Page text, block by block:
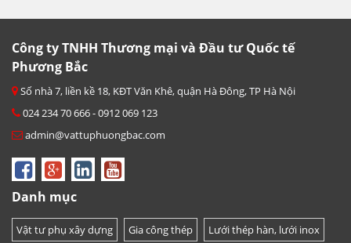
Công ty TNHH Thương mại và Đầu tư Quốc tế
Phương Bắc
Số nhà 7, liền kề 18, KĐT Văn Khê, quận Hà Đông, TP Hà Nội
024 234 70 666 - 0912 069 123
admin@vattuphuongbac.com
Danh mục
Vật tư phụ xây dựng Gia công thép Lưới thép hàn, lưới inox